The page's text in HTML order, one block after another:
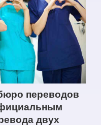
переводов
двух